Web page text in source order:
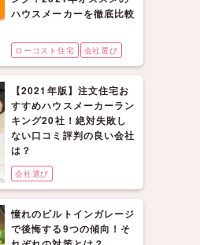
ハウスメーカーを徹底比較
ローコスト住宅 会社選び
【2021年版】注文住宅お
すすめハウスメーカーラン
キング20社！絶対失敗し
ない口コミ評判の良い会社
は？
会社選び
憧れのビルトインガレージ
で後悔する9つの傾向！そ